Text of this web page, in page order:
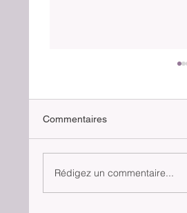
Le chat parachutiste
Commentaires
Rédigez un commentaire...